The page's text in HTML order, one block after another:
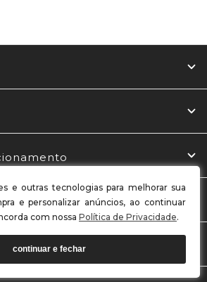
e outras tecnologias para melhorar sua
e personalizar anúncios, ao continuar
com nossa Política de Privacidade.
continuar e fechar